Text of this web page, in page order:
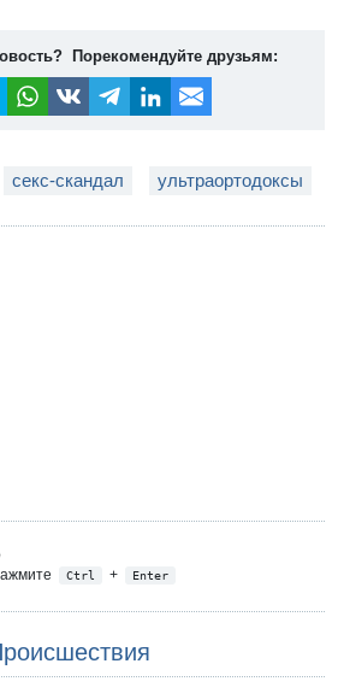
Порекомендуйте друзьям:
секс-скандал ультраортодоксы
Ctrl + Enter